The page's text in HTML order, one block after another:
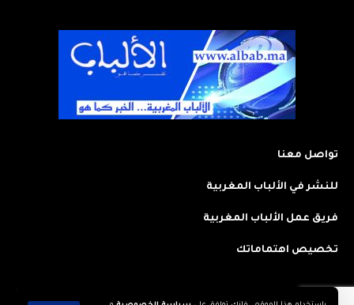
تواصل معنا
للنشر في الألباب المغربية
فريق عمل الألباب المغربية
تخصيص اهتماماتك